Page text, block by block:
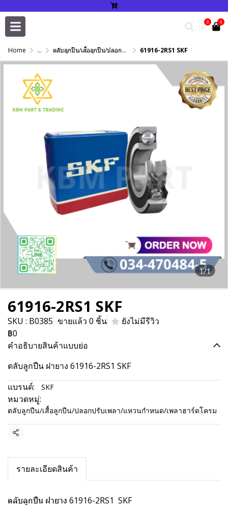
0 0
Home ... ตลับลูกปืน/เสื้อลูกปืน/ปลอกปรับเพลา/แหวนกำหนด/เพลาฮาร์ดโครม 61916-2RS1 SKF
1/1
61916-2RS1 SKF
SKU : B0385 ขายแล้ว 0 ชิ้น
ยังไม่มีรีวิว
฿0
คำอธิบายสินค้าแบบย่อ
ตลับลูกปืน ฝายาง 61916-2RS1 SKF
แบรนด์:
SKF
หมวดหมู่:
ตลับลูกปืน/เสื้อลูกปืน/ปลอกปรับเพลา/แหวนกำหนด/เพลาฮาร์ดโครม
แชร์
รายละเอียดสินค้า
ตลับลูกปืน ฝายาง 61916-2RS1 SKF